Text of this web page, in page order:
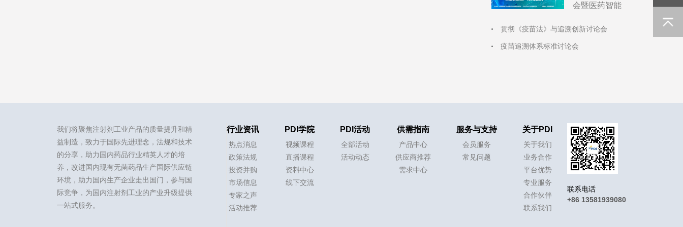
会暨医药智能
贯彻《疫苗法》与追溯创新讨论会
疫苗追溯体系标准讨论会
我们将聚焦注射剂工业产品的质量提升和精
益制造，致力于国际先进理念，法规和技术
的分享，助力国内药品行业精英人才的培
养，改进国内现有无菌药品生产国际供应链
环境，助力国内生产企业走出国门，参与国
际竞争，为国内注射剂工业的产业升级提供
一站式服务。
行业资讯
热点消息
政策法规
投资并购
市场信息
专家之声
活动推荐
PDI学院
视频课程
直播课程
资料中心
线下交流
PDI活动
全部活动
活动动态
供需指南
产品中心
供应商推荐
需求中心
服务与支持
会员服务
常见问题
关于PDI
关于我们
业务合作
平台优势
专业服务
合作伙伴
联系我们
联系电话
+86 13581939080